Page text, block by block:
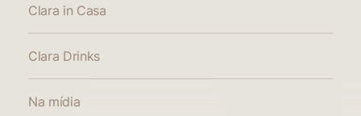
Clara in Casa
Clara Drinks
Na mídia